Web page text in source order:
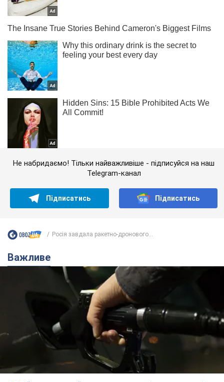
Не набридаємо! Тільки найважливіше - підписуйся на наш
Telegram-канал
Підписатись Підписатись
Росія завдала ракетно-дронового...
Важливе